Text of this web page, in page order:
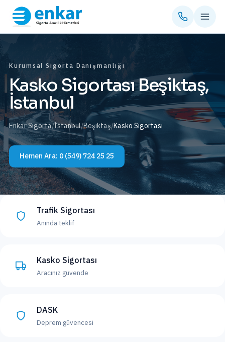
Kurumsal Sigorta Danışmanlığı
Kasko Sigortası Beşiktaş,
İstanbul
Enkar Sigorta/İstanbul/Beşiktaş/Kasko Sigortası
Hemen Ara: 0 (549) 724 25 25
Trafik Sigortası
Anında teklif
Kasko Sigortası
Aracınız güvende
DASK
Deprem güvencesi